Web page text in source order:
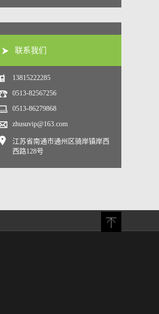
联系我们
13815222285
0513-82567256
0513-86279868
zhusuvip@163.com
江苏省南通市通州区骑岸镇岸西
西路128号